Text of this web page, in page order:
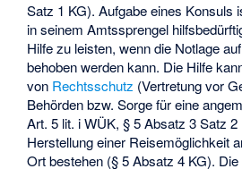
Satz 1 KG). Aufgabe eines Konsuls
in seinem Amtssprengel
Hilfe zu leisten, wenn die Notlage
behoben werden kann. Die Hilfe
von Rechtsschutz (Vertretung vor
Behörden bzw. Sorge für eine
Art. 5 lit. i WÜK, § 5 Absatz 3 Satz 2
Herstellung einer Reisemöglichkeit
Ort bestehen (§ 5 Absatz 4 KG).